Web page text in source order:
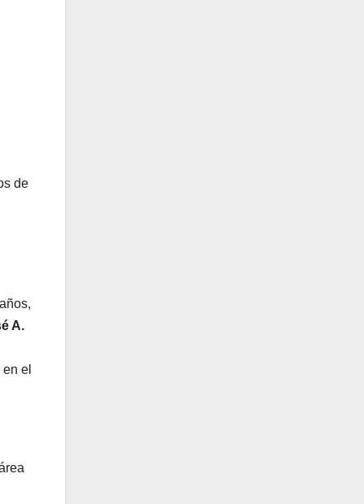
de
A.
el